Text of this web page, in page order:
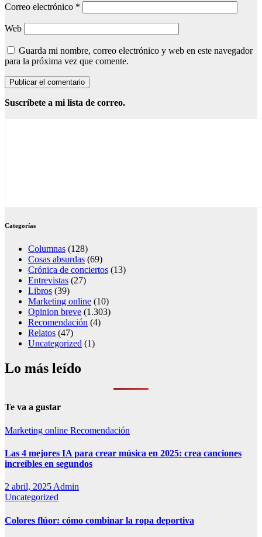
Correo electrónico *
Web
Guarda mi nombre, correo electrónico y web en este navegador
para la próxima vez que comente.
Suscríbete a mi lista de correo.
Categorías
Columnas (128)
Cosas absurdas (69)
Crónica de conciertos (13)
Entrevistas (27)
Libros (39)
Marketing online (10)
Opinion breve (1.303)
Recomendación (4)
Relatos (47)
Uncategorized (1)
Lo más leído
Te va a gustar
Marketing online Recomendación
Las 4 mejores IA para crear música en 2025: crea canciones
increíbles en segundos
2 abril, 2025 Admin
Uncategorized
Colores flúor: cómo combinar la ropa deportiva